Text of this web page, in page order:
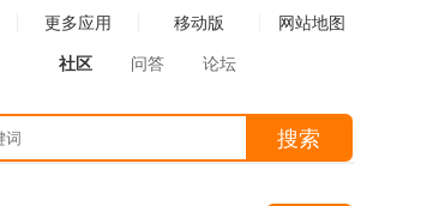
更多应用 移动版 网站地图
社区 问答 论坛
搜索